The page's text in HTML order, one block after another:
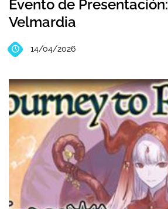
Evento de
Velmardia
14/04/2026